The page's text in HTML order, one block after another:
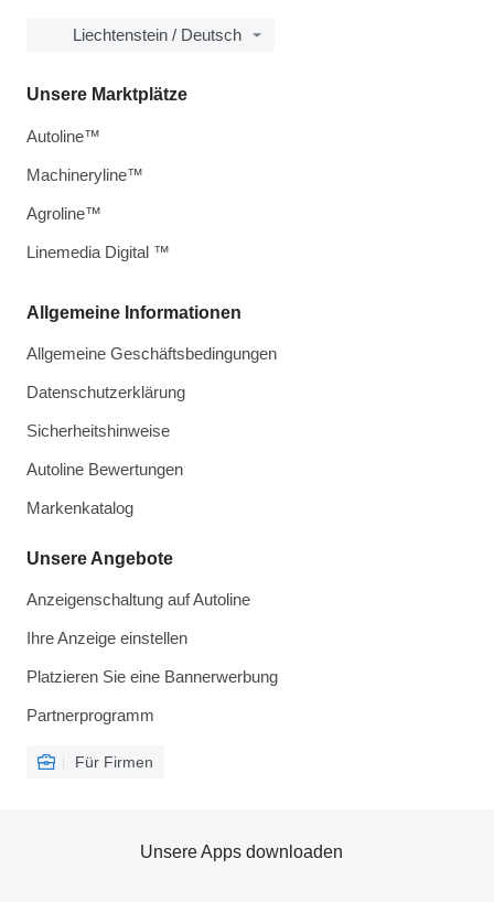
Liechtenstein / Deutsch
Allgemeine Informationen
Allgemeine Geschäftsbedingungen
Datenschutzerklärung
Sicherheitshinweise
Autoline Bewertungen
Markenkatalog
Unsere Angebote
Anzeigenschaltung auf Autoline
Ihre Anzeige einstellen
Platzieren Sie eine Bannerwerbung
Partnerprogramm
Für Firmen
Unsere Marktplätze
Autoline™
Machineryline™
Agroline™
Linemedia Digital ™
Unsere Apps downloaden